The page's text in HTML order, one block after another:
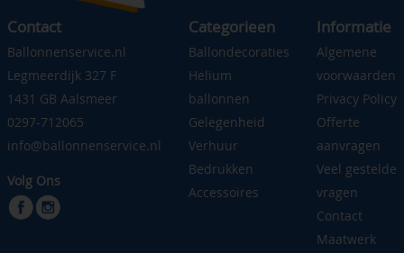
Contact
Ballonnenservice.nl
Legmeerdijk 327 F
1431 GB Aalsmeer
0297-712065
info@ballonnenservice.nl
Volg Ons
Categorieen
Ballondecoraties
Helium
ballonnen
Gelegenheid
Verhuur
Bedrukken
Accessoires
Informatie
Algemene
voorwaarden
Privacy Policy
Offerte
aanvragen
Veel gestelde
vragen
Contact
Maatwerk